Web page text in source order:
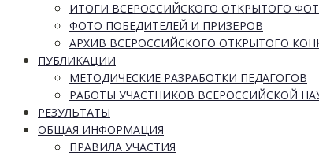
ИТОГИ ВСЕРОССИЙСКОГО ОТКРЫТОГО
ФОТО ПОБЕДИТЕЛЕЙ И ПРИЗЁРОВ
АРХИВ ВСЕРОССИЙСКОГО ОТКРЫТОГО
ПУБЛИКАЦИИ
МЕТОДИЧЕСКИЕ РАЗРАБОТКИ ПЕДАГОГОВ
РАБОТЫ УЧАСТНИКОВ ВСЕРОССИЙСКОЙ
РЕЗУЛЬТАТЫ
ОБЩАЯ ИНФОРМАЦИЯ
ПРАВИЛА УЧАСТИЯ